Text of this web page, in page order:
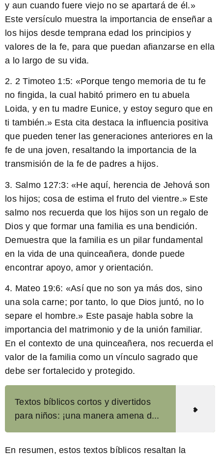
y aun cuando fuere viejo no se apartará de él.»
Este versículo muestra la importancia de enseñar a
los hijos desde temprana edad los principios y
valores de la fe, para que puedan afianzarse en ella
a lo largo de su vida.
2. 2 Timoteo 1:5: «Porque tengo memoria de tu fe
no fingida, la cual habitó primero en tu abuela
Loida, y en tu madre Eunice, y estoy seguro que en
ti también.» Esta cita destaca la influencia positiva
que pueden tener las generaciones anteriores en la
fe de una joven, resaltando la importancia de la
transmisión de la fe de padres a hijos.
3. Salmo 127:3: «He aquí, herencia de Jehová son
los hijos; cosa de estima el fruto del vientre.» Este
salmo nos recuerda que los hijos son un regalo de
Dios y que formar una familia es una bendición.
Demuestra que la familia es un pilar fundamental
en la vida de una quinceañera, donde puede
encontrar apoyo, amor y orientación.
4. Mateo 19:6: «Así que no son ya más dos, sino
una sola carne; por tanto, lo que Dios juntó, no lo
separe el hombre.» Este pasaje habla sobre la
importancia del matrimonio y de la unión familiar.
En el contexto de una quinceañera, nos recuerda el
valor de la familia como un vínculo sagrado que
debe ser fortalecido y protegido.
Textos bíblicos cortos y divertidos
para niños: ¡una manera amena d...
En resumen, estos textos bíblicos resaltan la